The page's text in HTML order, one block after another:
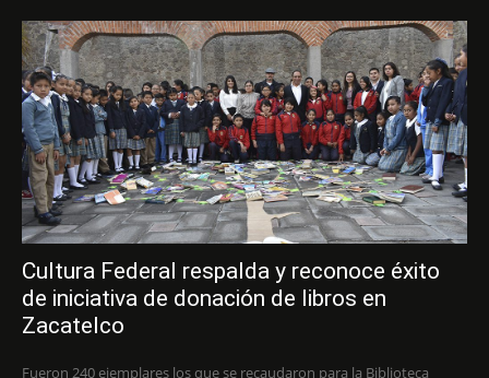
Cultura Federal respalda y reconoce éxito
de iniciativa de donación de libros en
Zacatelco
Fueron 240 ejemplares los que se recaudaron para la Biblioteca